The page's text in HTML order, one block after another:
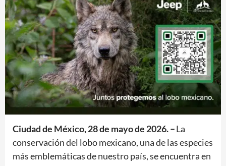
Ciudad de México, 28 de mayo de 2026.–La
conservación del lobo mexicano, una de las especies
más emblemáticas de nuestro país, se encuentra en